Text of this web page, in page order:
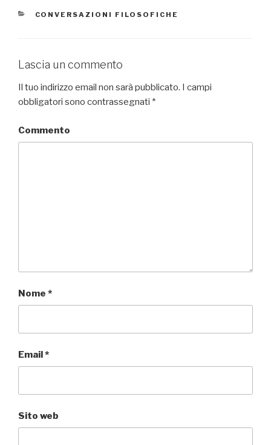
CATEGORIE
CONVERSAZIONI FILOSOFICHE
Lascia un commento
Il tuo indirizzo email non sarà pubblicato. I campi
obbligatori sono contrassegnati *
Commento
Nome *
Email*
Sito web